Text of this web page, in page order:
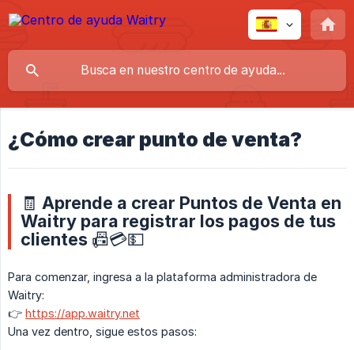
¿Cómo crear punto de venta?
🧾 Aprende a crear Puntos de Venta en
Waitry para registrar los pagos de tus
clientes 📠💳💵
Para comenzar, ingresa a la plataforma administradora de
Waitry:
👉 https://app.waitry.net
Una vez dentro, sigue estos pasos: